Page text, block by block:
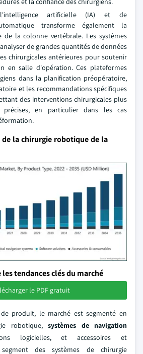
artificielle (IA) et de
transforme également la
de la colonne vertébrale. Les systèmes
de grandes quantités de données
chirurgicales antérieures pour soutenir
en salle d'opération. Ces plateformes
dans la planification préopératoire,
et les recommandations spécifiques
des interventions chirurgicales plus
précises, en particulier dans les cas
de la chirurgie robotique de la
tendances clés du marché
le PDF gratuit
produit, le marché est segmenté en
robotique, systèmes de navigation
logicielles, et accessoires et
des systèmes de chirurgie